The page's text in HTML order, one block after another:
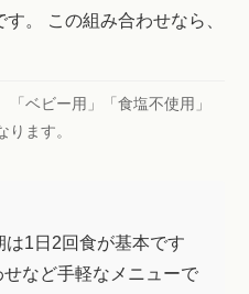
。 この組み合わせなら、
ベビー用」「食塩不使用」
ます。
1日2回食が基本です
など手軽なメニューで